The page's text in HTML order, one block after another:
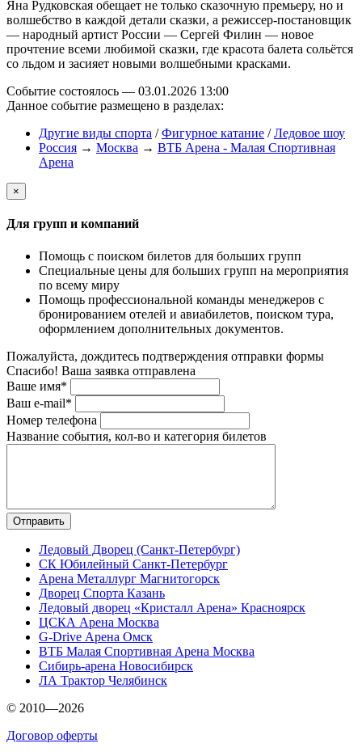
Яна Рудковская обещает не только сказочную премьеру, но и
волшебство в каждой детали сказки, а режиссер-постановщик
— народный артист России — Сергей Филин — новое
прочтение всеми любимой сказки, где красота балета сольётся
со льдом и засияет новыми волшебными красками.
Событие состоялось — 03.01.2026 13:00
Данное событие размещено в разделах:
Другие виды спорта /Фигурное катание /Ледовое шоу
Россия → Москва → ВТБ Арена - Малая Спортивная
Арена
×
Для групп и компаний
Помощь с поиском билетов для больших групп
Специальные цены для больших групп на мероприятия
по всему миру
Помощь профессиональной команды менеджеров с
бронированием отелей и авиабилетов, поиском тура,
оформлением дополнительных документов.
Пожалуйста, дождитесь подтверждения отправки формы
Спасибо! Ваша заявка отправлена
Ваше имя*
Ваш e-mail*
Номер телефона
Название события, кол-во и категория билетов
Ледовый Дворец (Санкт-Петербург)
СК Юбилейный Санкт-Петербург
Арена Металлург Магнитогорск
Дворец Спорта Казань
Ледовый дворец «Кристалл Арена» Красноярск
ЦСКА Арена Москва
G-Drive Арена Омск
ВТБ Малая Спортивная Арена Москва
Сибирь-арена Новосибирск
ЛА Трактор Челябинск
© 2010—2026
Договор оферты